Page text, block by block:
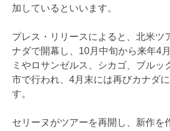
加しているといいます。
プレス・リリースによると、北米ツ
ナダで開幕し、10月中旬から来年4
ミやロサンゼルス、シカゴ、ブルッ
市で行われ、4月末には再びカナダ
す。
セリーヌがツアーを再開し、新作を